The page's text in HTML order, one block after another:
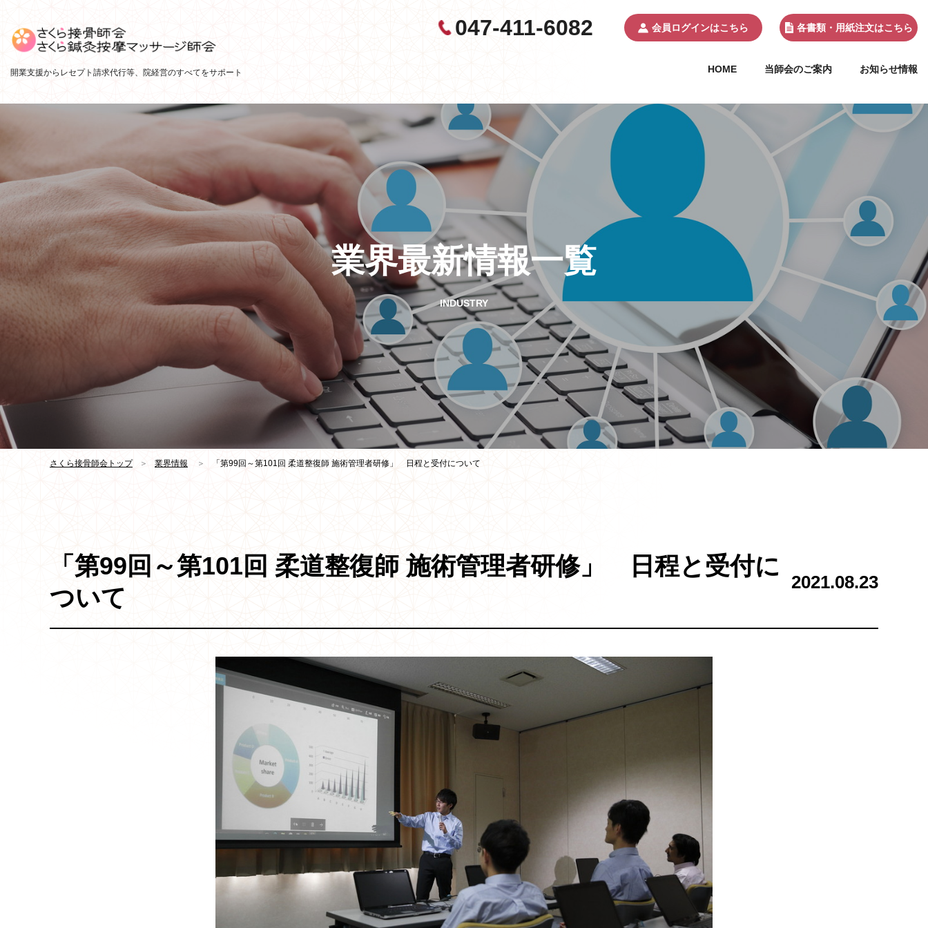
開業支援からレセプト請求代行等、院経営のすべてをサポート
047-411-6082 会員ログインはこちら 各書類・用紙注文はこちら
HOME 当師会のご案内 お知らせ情報
業界最新情報一覧
INDUSTRY
さくら接骨師会トップ ＞ 業界情報 ＞ 「第99回～第101回 柔道整復師 施術管理者研修」 日程と受付について
「第99回～第101回 柔道整復師 施術管理者研修」 日程と受付に
ついて
2021.08.23